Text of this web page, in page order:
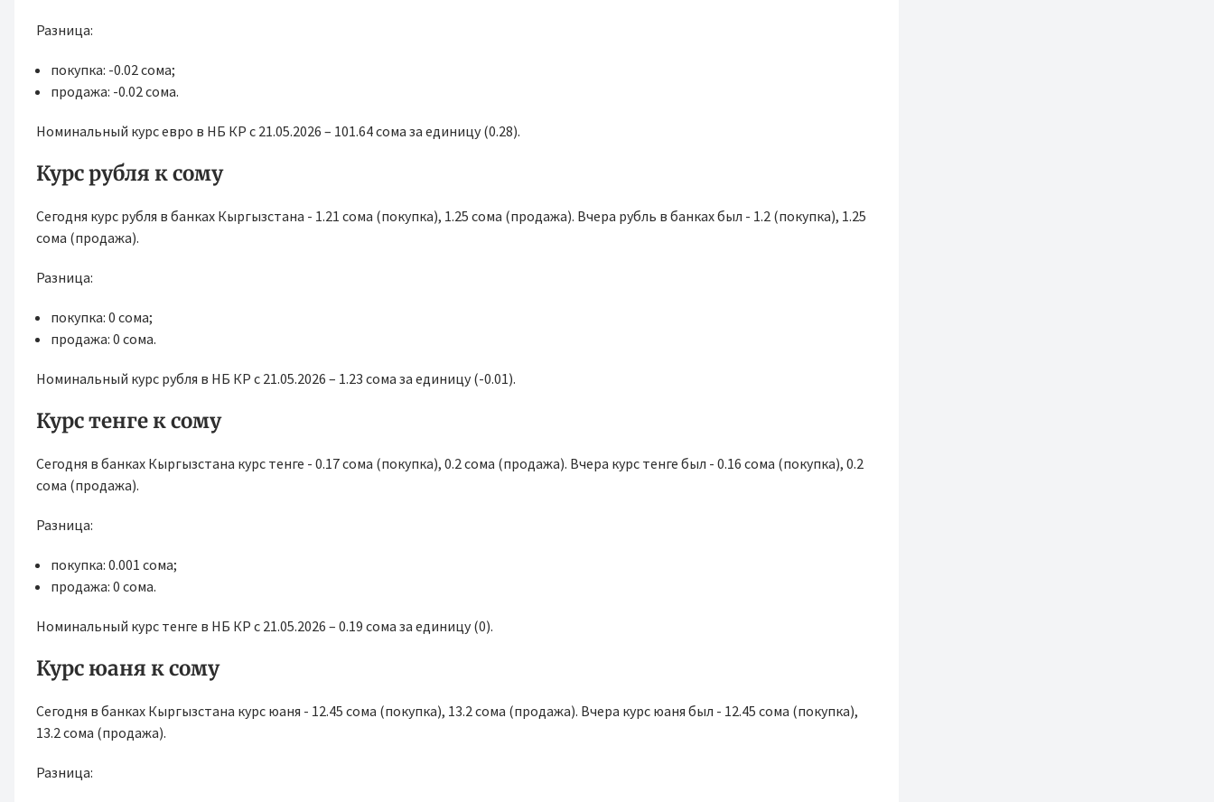
Разница:
покупка: -0.02 сома;
продажа: -0.02 сома.
Номинальный курс евро в НБ КР с 21.05.2026 – 101.64 сома за единицу (0.28).
Курс рубля к сому
Сегодня курс рубля в банках Кыргызстана - 1.21 сома (покупка), 1.25 сома (продажа). Вчера рубль в банках был - 1.2 (покупка), 1.25
сома (продажа).
Разница:
покупка: 0 сома;
продажа: 0 сома.
Номинальный курс рубля в НБ КР с 21.05.2026 – 1.23 сома за единицу (-0.01).
Курс тенге к сому
Сегодня в банках Кыргызстана курс тенге - 0.17 сома (покупка), 0.2 сома (продажа). Вчера курс тенге был - 0.16 сома (покупка), 0.2
сома (продажа).
Разница:
покупка: 0.001 сома;
продажа: 0 сома.
Номинальный курс тенге в НБ КР с 21.05.2026 – 0.19 сома за единицу (0).
Курс юаня к сому
Сегодня в банках Кыргызстана курс юаня - 12.45 сома (покупка), 13.2 сома (продажа). Вчера курс юаня был - 12.45 сома (покупка),
13.2 сома (продажа).
Разница: